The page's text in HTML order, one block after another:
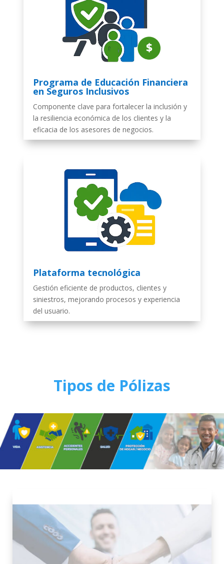
Programa de Educación Financiera
en Seguros Inclusivos
Componente clave para fortalecer la inclusión y
la resiliencia económica de los clientes y la
eficacia de los asesores de negocios.
Plataforma tecnológica
Gestión eficiente de productos, clientes y
siniestros, mejorando procesos y experiencia
del usuario.
Tipos de Pólizas